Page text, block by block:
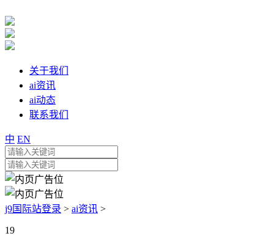
关于我们
ai资讯
ai动态
联系我们
中 EN
j9国际站登录 > ai资讯 >
19